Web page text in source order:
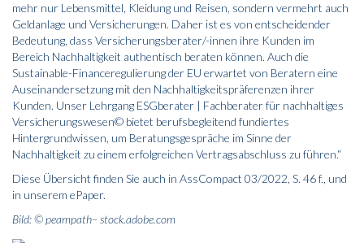
mehr nur Lebensmittel, Kleidung und Reisen, sondern vermehrt auch
Geldanlage und Versicherungen. Daher ist es von entscheidender
Bedeutung, dass Versicherungsberater/-innen ihre Kunden im
Bereich Nachhaltigkeit authentisch beraten können. Auch die
Sustainable-Financeregulierung der EU erwartet von Beratern eine
Auseinandersetzung mit den Nachhaltigkeitspräferenzen ihrer
Kunden. Unser Lehrgang ESGberater | Fachberater für nachhaltiges
Versicherungswesen© bietet berufsbegleitend fundiertes
Hintergrundwissen, um Beratungsgespräche im Sinne der
Nachhaltigkeit zu einem erfolgreichen Vertragsabschluss zu führen.“
Diese Übersicht finden Sie auch in AssCompact 03/2022, S. 46 f., und
in unserem ePaper.
Bild: © peampath– stock.adobe.com